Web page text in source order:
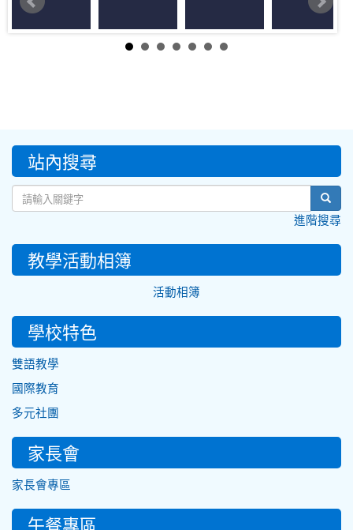
::: 站內搜尋
進階搜尋
教學活動相簿
活動相簿
學校特色
雙語教學
國際教育
多元社團
家長會
家長會專區
午餐專區